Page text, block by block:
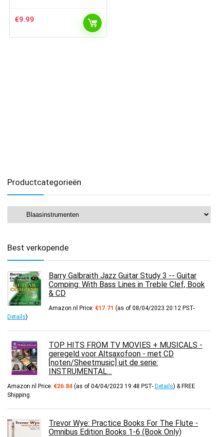
€9.99
Productcategorieën
Best verkopende
Barry Galbraith Jazz Guitar Study 3 -- Guitar
Comping: With Bass Lines in Treble Clef, Book
& CD
Amazon.nl Price: €17.71 (as of 08/04/2023 20:12 PST-
Details)
TOP HITS FROM TV MOVIES + MUSICALS -
geregeld voor Altsaxofoon - met CD
[noten/Sheetmusic] uit de serie:
INSTRUMENTAL…
Amazon.nl Price: €26.84 (as of 04/04/2023 19:48 PST- Details) & FREE
Shipping
Trevor Wye: Practice Books For The Flute -
Omnibus Edition Books 1-6 (Book Only)